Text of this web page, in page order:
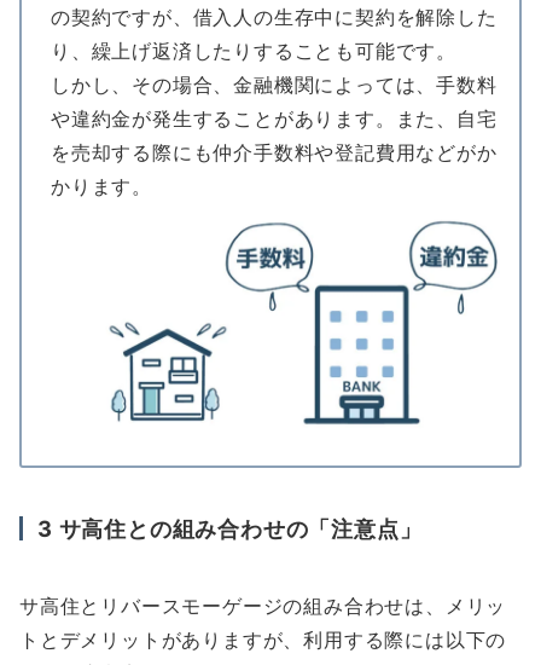
の契約ですが、借入人の生存中に契約を解除した
り、繰上げ返済したりすることも可能です。
しかし、その場合、金融機関によっては、手数料
や違約金が発生することがあります。また、自宅
を売却する際にも仲介手数料や登記費用などがか
かります。
3 サ高住との組み合わせの「注意点」
サ高住とリバースモーゲージの組み合わせは、メリッ
トとデメリットがありますが、利用する際には以下の